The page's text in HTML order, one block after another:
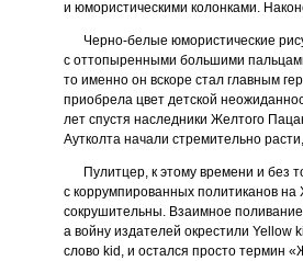
и юмористическими колонками.
Черно-белые юмористические
с оттопыренными большими
то именно он вскоре стал главным
приобрела цвет детской
лет спустя наследники Желтого
Аутколта начали стремительно
Пулитцер, к этому времени и без
с коррумпированных политиканов на
сокрушительны. Взаимное
а войну издателей окрестили Yellow
слово kid, и остался просто термин